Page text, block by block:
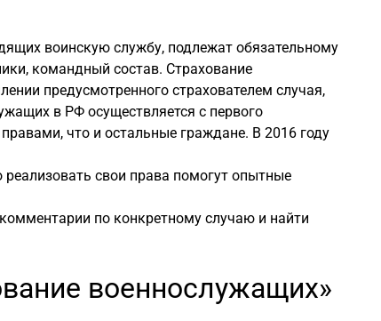
воинскую службу, подлежат обязательному
командный состав. Страхование
предусмотренного страхователем случая,
в РФ осуществляется с первого
что и остальные граждане. В 2016 году
свои права помогут опытные
по конкретному случаю и найти
военнослужащих»